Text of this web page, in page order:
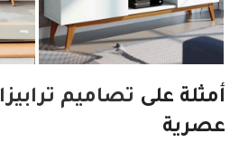
أمثلة على تصاميم
عصرية